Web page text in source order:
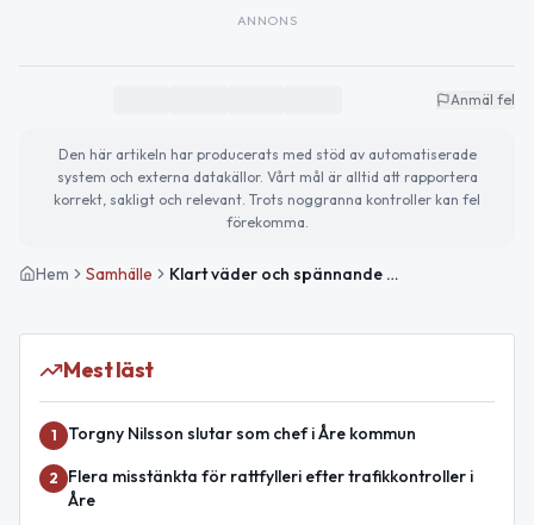
ANNONS
Anmäl fel
Den här artikeln har producerats med stöd av automatiserade
system och externa datakällor. Vårt mål är alltid att rapportera
korrekt, sakligt och relevant. Trots noggranna kontroller kan fel
förekomma.
Hem Samhälle Klart väder och spännande afterski i Åre idag
Mest läst
1 Torgny Nilsson slutar som chef i Åre kommun
2
Flera misstänkta för rattfylleri efter trafikkontroller i
Åre